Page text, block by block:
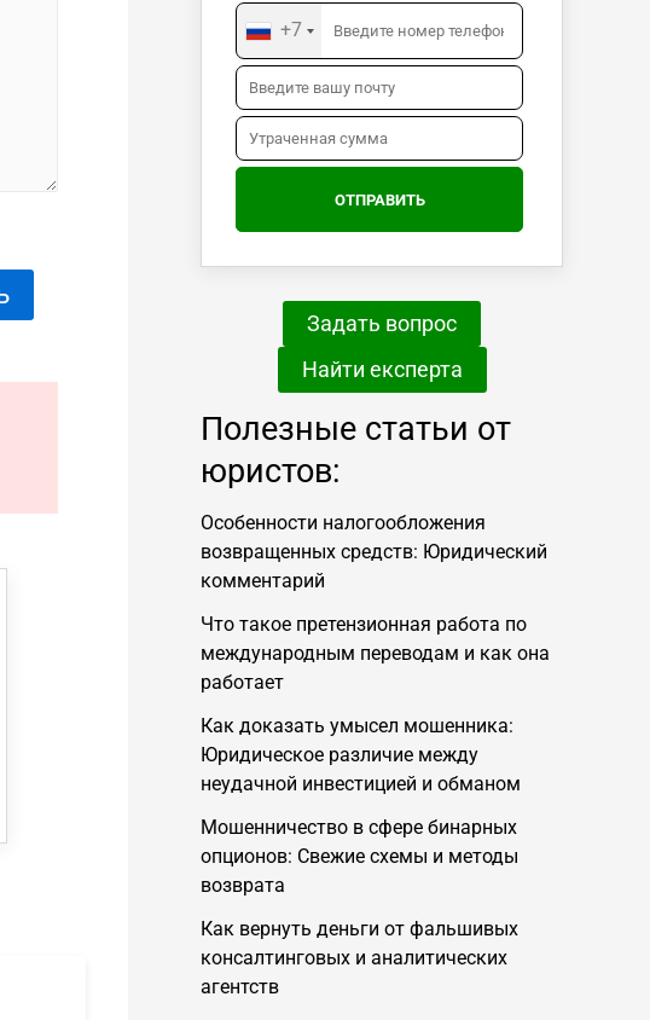
+7
Задать вопрос
Найти експерта
Полезные статьи от
юристов:
Особенности налогообложения
возвращенных средств: Юридический
комментарий
Что такое претензионная работа по
международным переводам и как она
работает
Как доказать умысел мошенника:
Юридическое различие между
неудачной инвестицией и обманом
Мошенничество в сфере бинарных
опционов: Свежие схемы и методы
возврата
Как вернуть деньги от фальшивых
консалтинговых и аналитических
агентств